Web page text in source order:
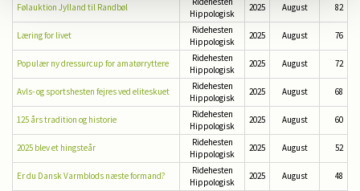
Følauktion Jylland til Randbøl
Hippologisk
2025 August 82
Læring for livet
Ridehesten
Hippologisk
2025 August 76
Populær ny dressurcup for amatørryttere
Ridehesten
Hippologisk
2025 August 72
Avls- og sportshesten fejres ved eliteskuet
Ridehesten
Hippologisk
2025 August 68
125 års tradition og historie
Ridehesten
Hippologisk
2025 August 60
2025 blev et hingsteår
Ridehesten
Hippologisk
2025 August 52
Er du Dansk Varmblods næste formand?
Ridehesten
Hippologisk
2025 August 48